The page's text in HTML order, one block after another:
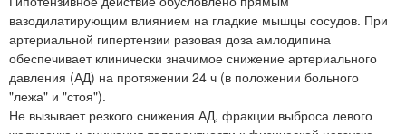
вазодилатирующим влиянием на гладкие мышцы сосудов. При
артериальной гипертензии разовая доза амлодипина
обеспечивает клинически значимое снижение артериального
давления (АД) на протяжении 24 ч (в положении больного
"лежа" и "стоя").
Не вызывает резкого снижения АД, фракции выброса левого